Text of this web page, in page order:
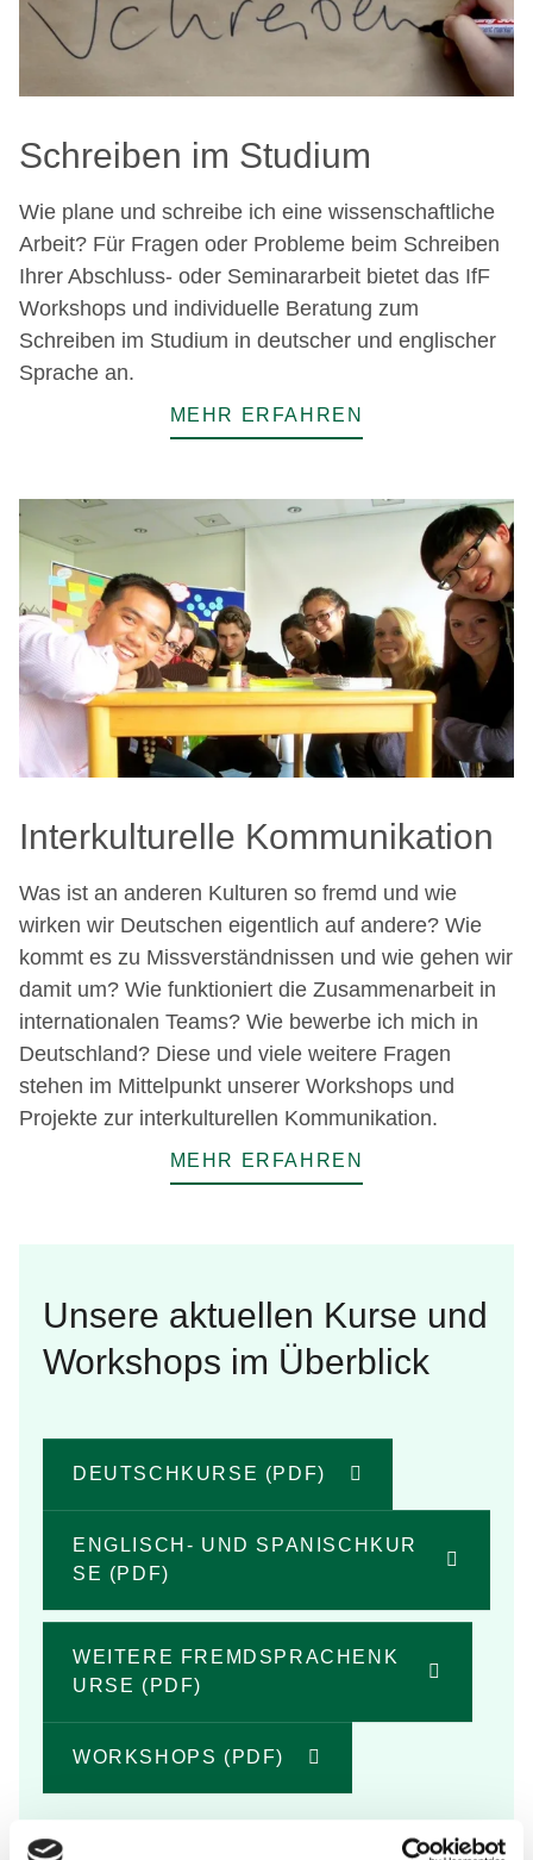
Schreiben im Studium
Wie plane und schreibe ich eine wissenschaftliche
Arbeit? Für Fragen oder Probleme beim Schreiben
Ihrer Abschluss- oder Seminararbeit bietet das IfF
Workshops und individuelle Beratung zum
Schreiben im Studium in deutscher und englischer
Sprache an.
MEHR ERFAHREN
Interkulturelle Kommunikation
Was ist an anderen Kulturen so fremd und wie
wirken wir Deutschen eigentlich auf andere? Wie
kommt es zu Missverständnissen und wie gehen wir
damit um? Wie funktioniert die Zusammenarbeit in
internationalen Teams? Wie bewerbe ich mich in
Deutschland? Diese und viele weitere Fragen
stehen im Mittelpunkt unserer Workshops und
Projekte zur interkulturellen Kommunikation.
MEHR ERFAHREN
Unsere aktuellen Kurse und
Workshops im Überblick
DEUTSCHKURSE (PDF)
ENGLISCH- UND SPANISCHKUR
SE (PDF)
WEITERE FREMDSPRACHENK
URSE (PDF)
WORKSHOPS (PDF)